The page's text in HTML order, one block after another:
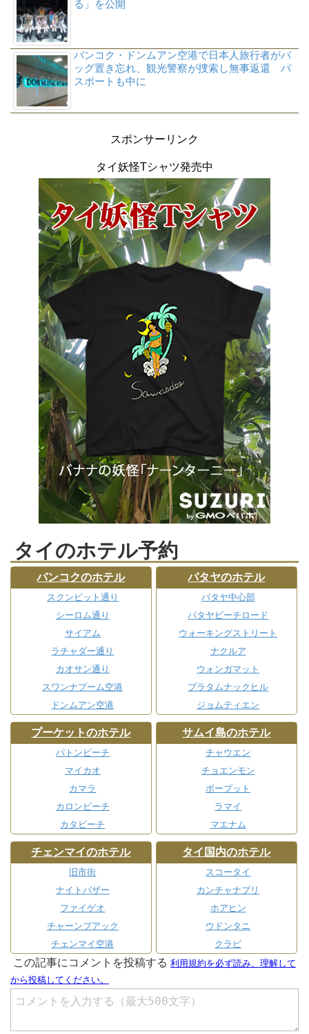
る」を公開
バンコク・ドンムアン空港で日本人旅行者がバ
ッグ置き忘れ、観光警察が捜索し無事返還 パ
スポートも中に
スポンサーリンク
タイ妖怪Tシャツ発売中
タイのホテル予約
バンコクのホテル
スクンビット通り
シーロム通り
サイアム
ラチャダー通り
カオサン通り
スワンナプーム空港
ドンムアン空港
パタヤのホテル
パタヤ中心部
パタヤビーチロード
ウォーキングストリート
ナクルア
ウォンガマット
プラタムナックヒル
ジョムティエン
プーケットのホテル
パトンビーチ
マイカオ
カマラ
カロンビーチ
カタビーチ
サムイ島のホテル
チャウエン
チョエンモン
ボープット
ラマイ
マエナム
チェンマイのホテル
旧市街
ナイトバザー
ファイゲオ
チャーンプアック
チェンマイ空港
タイ国内のホテル
スコータイ
カンチャナブリ
ホアヒン
ウドンタニ
クラビ